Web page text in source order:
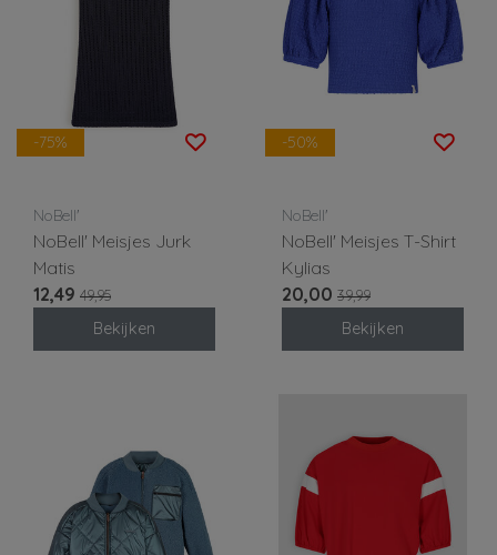
-75%
NoBell'
NoBell' Meisjes Jurk
Matis
12,49 49,95
Bekijken
-50%
NoBell'
NoBell' Meisjes T-Shirt
Kylias
20,00 39,99
Bekijken